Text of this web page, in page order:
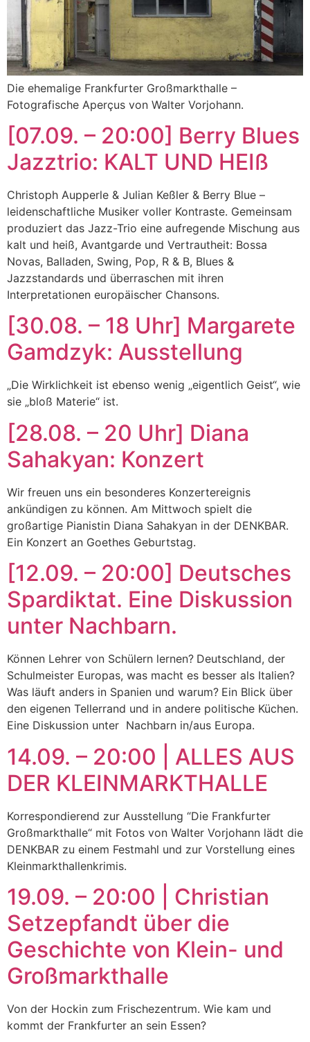
Die ehemalige Frankfurter Großmarkthalle –
Fotografische Aperçus von Walter Vorjohann.
[07.09. – 20:00] Berry Blues
Jazztrio: KALT UND HEIß
Christoph Aupperle & Julian Keßler & Berry Blue –
leidenschaftliche Musiker voller Kontraste. Gemeinsam
produziert das Jazz-Trio eine aufregende Mischung aus
kalt und heiß, Avantgarde und Vertrautheit: Bossa
Novas, Balladen, Swing, Pop, R & B, Blues &
Jazzstandards und überraschen mit ihren
Interpretationen europäischer Chansons.
[30.08. – 18 Uhr] Margarete
Gamdzyk: Ausstellung
„Die Wirklichkeit ist ebenso wenig „eigentlich Geist“, wie
sie „bloß Materie“ ist.
[28.08. – 20 Uhr] Diana
Sahakyan: Konzert
Wir freuen uns ein besonderes Konzertereignis
ankündigen zu können. Am Mittwoch spielt die
großartige Pianistin Diana Sahakyan in der DENKBAR.
Ein Konzert an Goethes Geburtstag.
[12.09. – 20:00] Deutsches
Spardiktat. Eine Diskussion
unter Nachbarn.
Können Lehrer von Schülern lernen? Deutschland, der
Schulmeister Europas, was macht es besser als Italien?
Was läuft anders in Spanien und warum? Ein Blick über
den eigenen Tellerrand und in andere politische Küchen.
Eine Diskussion unter Nachbarn in/aus Europa.
14.09. – 20:00 | ALLES AUS
DER KLEINMARKTHALLE
Korrespondierend zur Ausstellung “Die Frankfurter
Großmarkthalle“ mit Fotos von Walter Vorjohann lädt die
DENKBAR zu einem Festmahl und zur Vorstellung eines
Kleinmarkthallenkrimis.
19.09. – 20:00 | Christian
Setzepfandt über die
Geschichte von Klein- und
Großmarkthalle
Von der Hockin zum Frischezentrum. Wie kam und
kommt der Frankfurter an sein Essen?